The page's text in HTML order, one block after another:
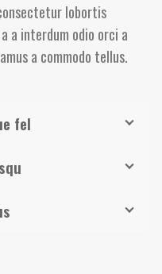
lobortis
a interdum odio orci a
a commodo tellus.
fel